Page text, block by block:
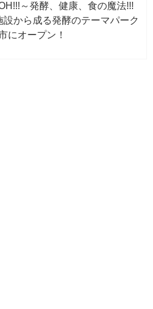
～発酵、健康、食の魔法!!!
設から成る発酵のテーマパーク
にオープン！